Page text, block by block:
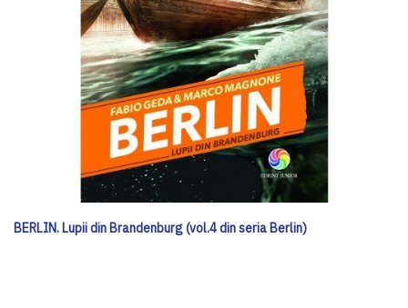
BERLIN. Lupii din Brandenburg (vol.4 din seria Berlin)